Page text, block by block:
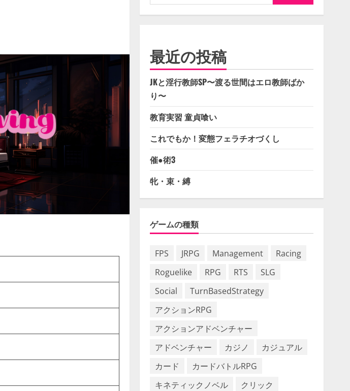
索:
最近の投稿
JKと淫行教師SP〜渡る世間はエロ教師ばか
り〜
教育実習 童貞喰い
これでもか！変態フェラチオづくし
催●術3
牝・束・縛
ゲームの種類
FPS JRPG Management
Racing
Roguelike
RPG RTS
SLG
Social
TurnBasedStrategy
アクションRPG
アクションアドベンチャー
アドベンチャー
カジノ
カジュアル
カード
カードバトルRPG
キネティックノベル
クリック